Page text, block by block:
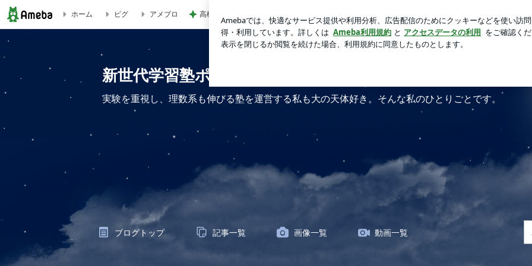
久しぶりの「竜巻実験」 | 新世代学習塾ポラリス塾長のひとりごと
ホーム ピグ アメブロ 高橋英樹 お土産に貰った手作りジャム 新規登録
新世代学習塾ポラリス塾長のひとりごと
実験を重視し、理数系も伸びる塾を運営する私も大の天体好き。そんな私のひとりごとです。
ブログトップ 記事一覧 画像一覧 動画一覧